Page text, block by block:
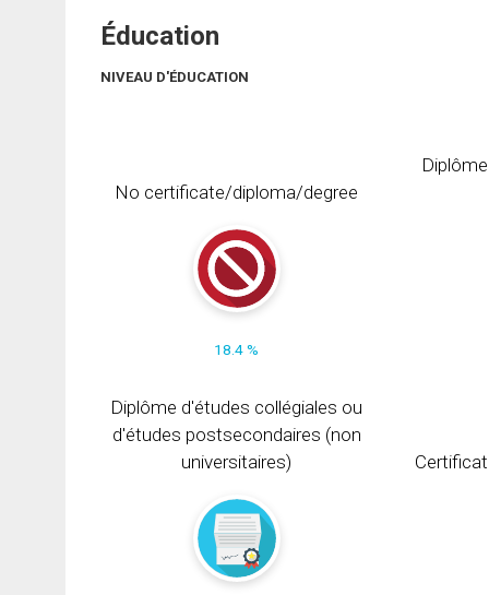
Éducation
NIVEAU D'ÉDUCATION
No certificate/diploma/degree
18.4 %
Diplôme d'études collégiales ou
d'études postsecondaires (non
universitaires)